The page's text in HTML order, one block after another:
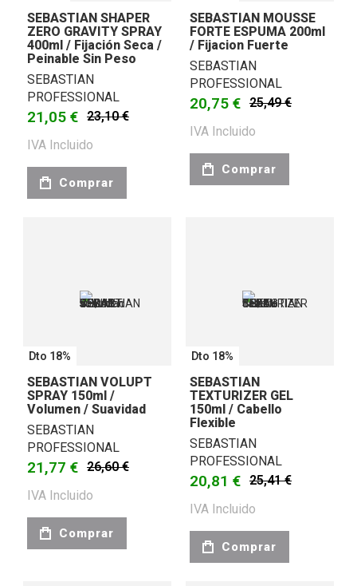
SEBASTIAN SHAPER
ZERO GRAVITY SPRAY
400ml / Fijación Seca /
Peinable Sin Peso
SEBASTIAN
PROFESSIONAL
21,05 € 23,10 €
IVA Incluido
Comprar
SEBASTIAN MOUSSE
FORTE ESPUMA 200ml
/ Fijacion Fuerte
SEBASTIAN
PROFESSIONAL
20,75 € 25,49 €
IVA Incluido
Comprar
Dto 18%
SEBASTIAN VOLUPT
SPRAY 150ml /
Volumen / Suavidad
SEBASTIAN
PROFESSIONAL
21,77 € 26,60 €
IVA Incluido
Comprar
Dto 18%
SEBASTIAN
TEXTURIZER GEL
150ml / Cabello
Flexible
SEBASTIAN
PROFESSIONAL
20,81 € 25,41 €
IVA Incluido
Comprar